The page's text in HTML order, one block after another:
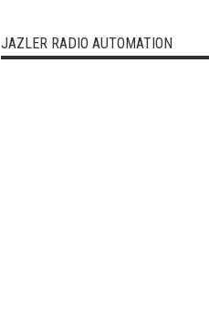
JAZLER RADIO AUTOMATION